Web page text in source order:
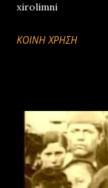
xirolimni
ΚΟΙΝΉ ΧΡΉΣΗ